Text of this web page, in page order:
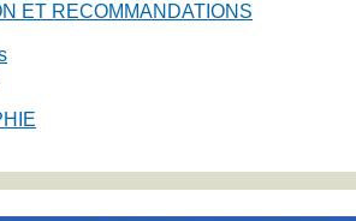
ET RECOMMANDATIONS